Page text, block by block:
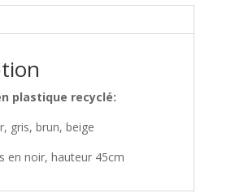
plastique recyclé:
gris, brun, beige
en noir, hauteur 45cm